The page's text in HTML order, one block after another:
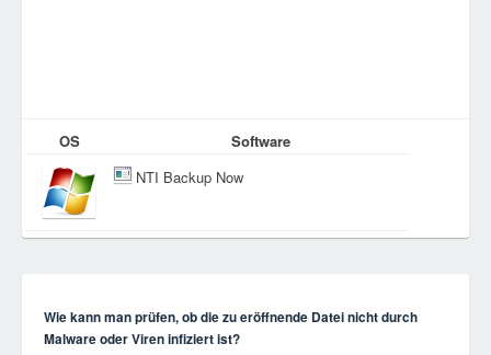
OS
Software
NTI Backup Now
Wie kann man prüfen, ob die zu eröffnende Datei nicht durch
Malware oder Viren infiziert ist?